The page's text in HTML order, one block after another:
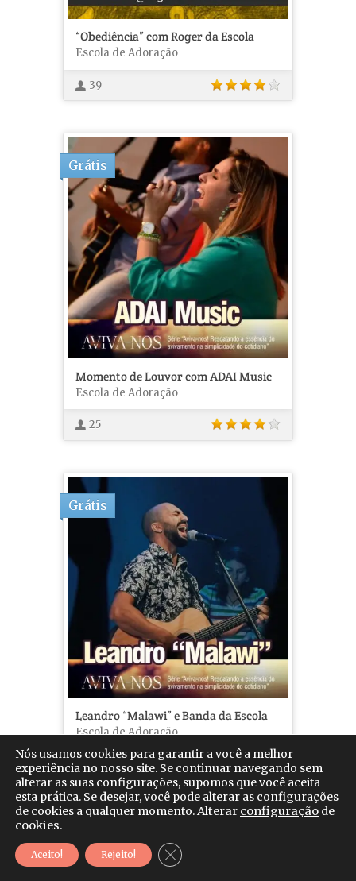
“Obediência” com Roger da Escola
Escola de Adoração
39
Grátis
Momento de Louvor com ADAI Music
Escola de Adoração
25
Grátis
Leandro “Malawi” e Banda da Escola
Escola de Adoração
6
Mr. Click - Com & Mkt
Nós usamos cookies para garantir a você a melhor
experiência no nosso site. Se continuar navegando sem
alterar as suas configurações, supomos que você aceita
esta prática. Se desejar, você pode alterar as configurações
de cookies a qualquer momento.Alterar configuração de
cookies.
Aceito! Rejeito! Close GDPR Cookie Banner